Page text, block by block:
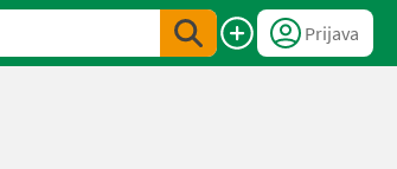
Prijava